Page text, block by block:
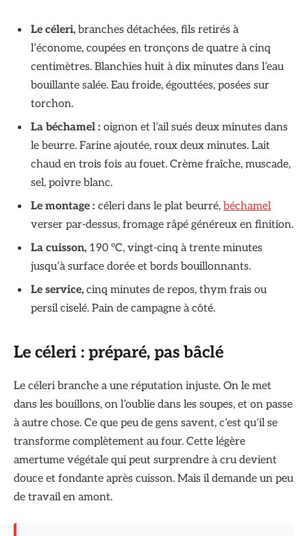
Le céleri, branches détachées, fils retirés à
l’économe, coupées en tronçons de quatre à cinq
centimètres. Blanchies huit à dix minutes dans l’eau
bouillante salée. Eau froide, égouttées, posées sur
torchon.
La béchamel : oignon et l’ail sués deux minutes dans
le beurre. Farine ajoutée, roux deux minutes. Lait
chaud en trois fois au fouet. Crème fraîche, muscade,
sel, poivre blanc.
Le montage : céleri dans le plat beurré, béchamel
verser par-dessus, fromage râpé généreux en finition.
La cuisson, 190 °C, vingt-cinq à trente minutes
jusqu’à surface dorée et bords bouillonnants.
Le service, cinq minutes de repos, thym frais ou
persil ciselé. Pain de campagne à côté.
Le céleri : préparé, pas bâclé
Le céleri branche a une réputation injuste. On le met
dans les bouillons, on l’oublie dans les soupes, et on passe
à autre chose. Ce que peu de gens savent, c’est qu’il se
transforme complètement au four. Cette légère
amertume végétale qui peut surprendre à cru devient
douce et fondante après cuisson. Mais il demande un peu
de travail en amont.